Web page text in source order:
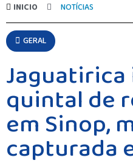
INICIO NOTÍCIAS
GERAL
Jaguatirica
quintal de
em Sinop,
capturada